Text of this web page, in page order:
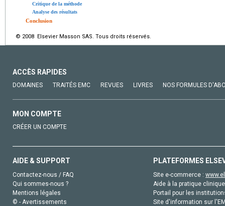
Critique de la méthode
Analyse des résultats
Conclusion
© 2008 Elsevier Masson SAS. Tous droits réservés.
ACCÈS RAPIDES
DOMAINES TRAITÉS EMC REVUES LIVRES NOS FORMULES
MON COMPTE
CRÉER UN COMPTE
AIDE & SUPPORT
Contactez-nous / FAQ
Qui sommes-nous ?
Mentions légales
© - Avertissements
PLATEFORMES
Site e-commerce :
Aide à la pratique
Portail pour les
Site d'information sur